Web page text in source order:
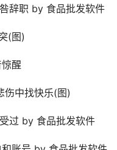
辞职 by 食品批发软件
(图)
醒
伤中找快乐(图)
过 by 食品批发软件